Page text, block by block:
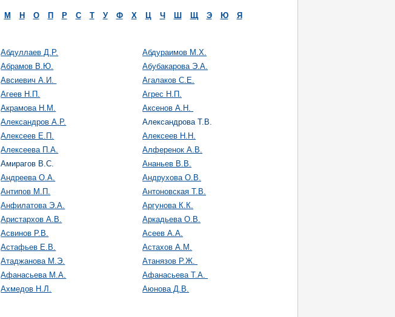
М Н О П Р С Т У Ф Х Ц Ч Ш Щ Э Ю Я
Абдуллаев Д.Р.
Абдураимов М.Х.
Абрамов В.Ю.
Абубакарова Э.А.
Авсиевич А.И.
Агалаков С.Е.
Агеев Н.П.
Агрес Н.П.
Акрамова Н.М.
Аксенов А.Н.
Александров А.Р.
Александрова Т.В.
Алексеев Е.П.
Алексеев Н.Н.
Алексеева П.А.
Алференок А.В.
Амирагов В.С.
Ананьев В.В.
Андреева О.А.
Андрухова О.В.
Антипов М.П.
Антоновская Т.В.
Анфилатова Э.А.
Аргунова К.К.
Аристархов А.В.
Аркадьева О.В.
Асвинов Р.В.
Асеев А.А.
Астафьев Е.В.
Астахов А.М.
Атаджанова М.Э.
Атанязов Р.Ж.
Афанасьева М.А.
Афанасьева Т.А.
Ахмедов Н.Л. Аюнова Д.В.